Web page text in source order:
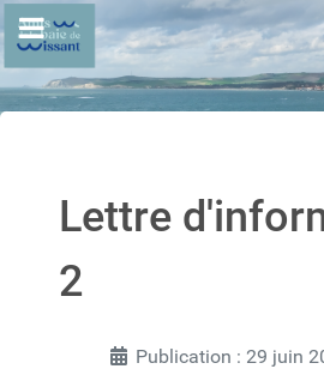
Lettre
2
Publication : 29 juin